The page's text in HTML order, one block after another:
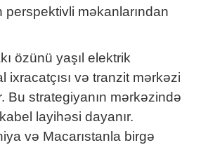
perspektivli məkanlarından
özünü yaşıl elektrik
ixracatçısı və tranzit mərkəzi
Bu strategiyanın mərkəzində
layihəsi dayanır.
və Macarıstanla birgə